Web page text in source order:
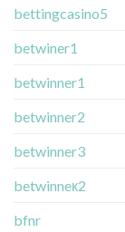
bettingcasino5
betwiner1
betwinner1
betwinner2
betwinner3
betwinneк2
bfnr